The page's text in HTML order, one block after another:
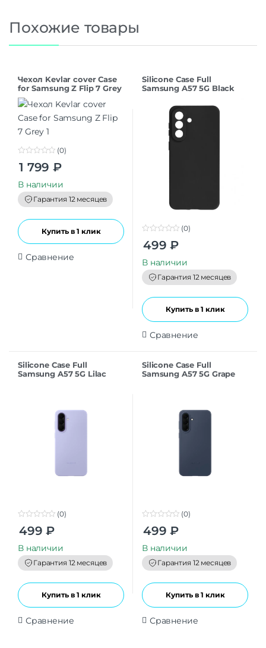
Похожие товары
Чехол Kevlar cover Case
for Samsung Z Flip 7 Grey
t
o
f
5
(0)
1 799 ₽
В наличии
Гарантия 12 месяцев
Купить в 1 клик
Сравнение
Silicone Case Full
Samsung A57 5G Black
o
t
o
f
5
(0)
499 ₽
В наличии
Гарантия 12 месяцев
Купить в 1 клик
Сравнение
Silicone Case Full
Samsung A57 5G Lilac
o
t
o
f
5
(0)
499 ₽
В наличии
Гарантия 12 месяцев
Купить в 1 клик
Сравнение
Silicone Case Full
Samsung A57 5G Grape
o
t
o
f
5
(0)
499 ₽
В наличии
Гарантия 12 месяцев
Купить в 1 клик
Сравнение